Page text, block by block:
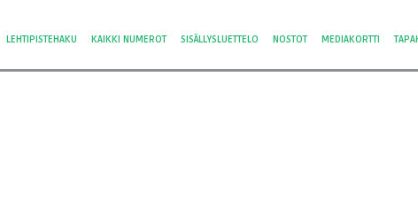
LEHTIPISTEHAKU KAIKKI NUMEROT SISÄLLYSLUETTELO NOSTOT MEDIAKORTTI